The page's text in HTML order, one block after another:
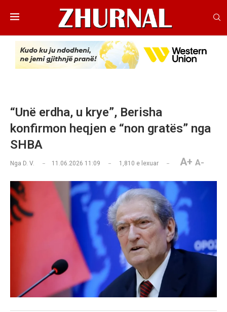
“Unë erdha, u krye”, Berisha
konfirmon heqjen e “non gratës” nga
SHBA
Nga D. V. 11.06.2026 11:09 1,810 e lexuar A+ A-